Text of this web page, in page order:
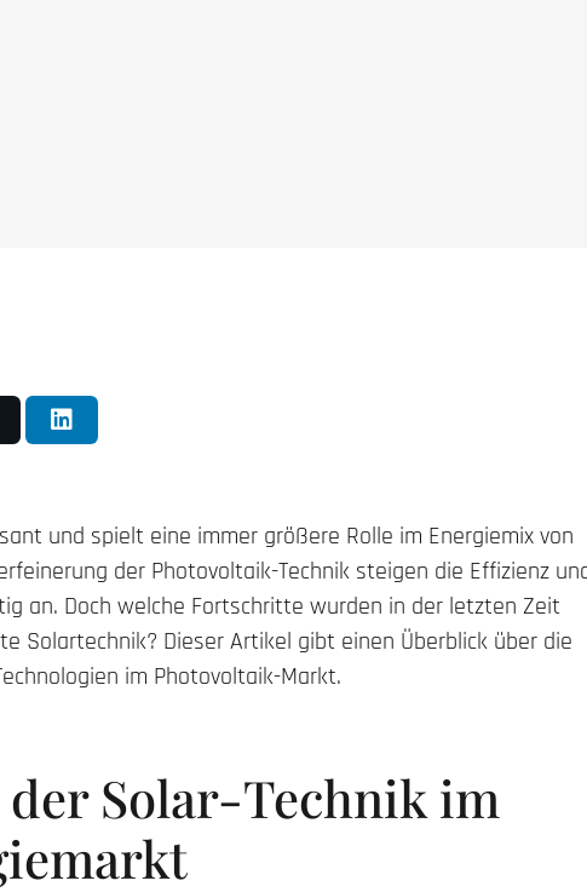
und spielt eine immer größere Rolle im Energiemix von
der Photovoltaik-Technik steigen die Effizienz
an. Doch welche Fortschritte wurden in der letzten Zeit
Solartechnik? Dieser Artikel gibt einen Überblick über die
im Photovoltaik-Markt.
Solar-Technik im